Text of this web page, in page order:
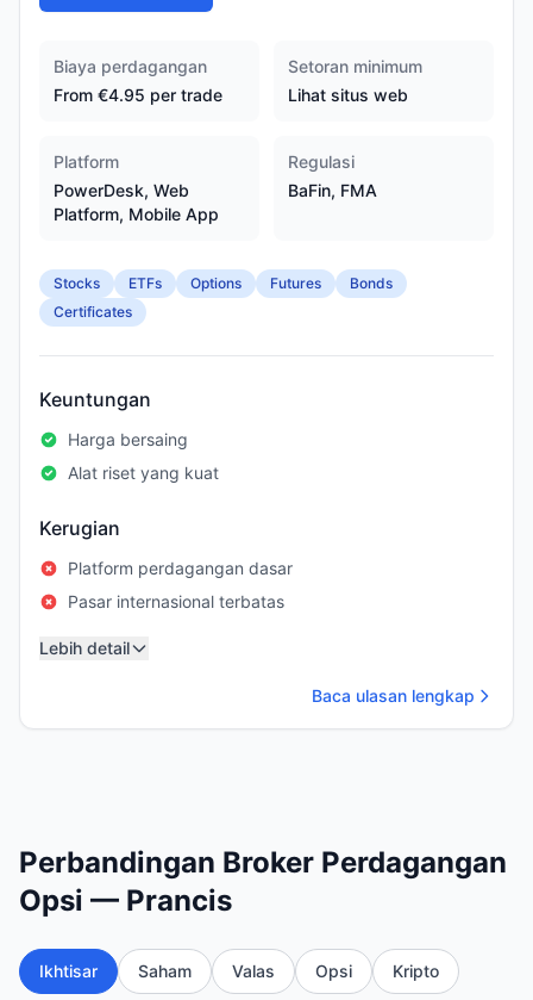
Biaya perdagangan
From €4.95 per trade
Setoran minimum
Lihat situs web
Platform
PowerDesk, Web
Platform, Mobile App
Regulasi
BaFin, FMA
Stocks ETFs Options Futures
Bonds
Certificates
Keuntungan
Harga bersaing
Alat riset yang kuat
Kerugian
Platform perdagangan dasar
Pasar internasional terbatas
Lebih detail
Baca ulasan lengkap
Perbandingan Broker Perdagangan
Opsi — Prancis
Ikhtisar Saham Valas Opsi Kripto